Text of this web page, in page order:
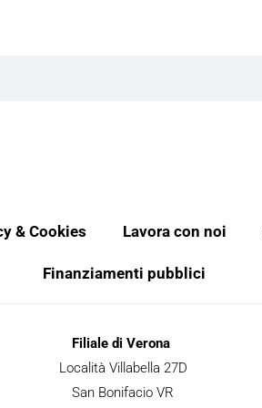
& Cookies Lavora con noi
Finanziamenti pubblici
Filiale di Verona
Località Villabella 27D
San Bonifacio VR